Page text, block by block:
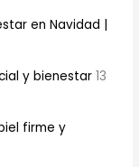
en Navidad |
y bienestar 13
firme y